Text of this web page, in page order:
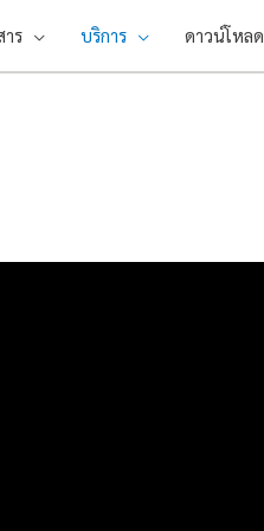
ร บริการ ดาวน์โหลด